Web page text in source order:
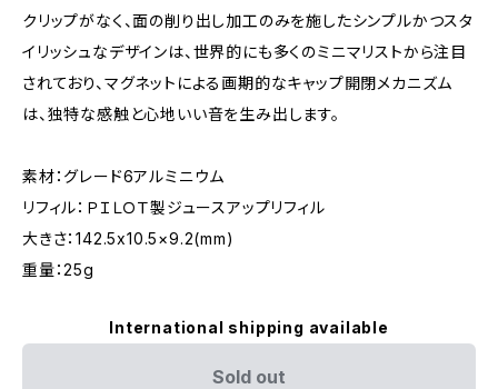
クリップがなく、面の削り出し加工のみを施したシンプルかつスタ
イリッシュなデザインは、世界的にも多くのミニマリストから注目
されており、マグネットによる画期的なキャップ開閉メカニズム
は、独特な感触と心地いい音を生み出します。
素材：グレード6アルミニウム
リフィル：ＰＩＬＯＴ製ジュースアップリフィル
大きさ：142.5x10.5×9.2(mm)
重量：25g
International shipping available
Sold out